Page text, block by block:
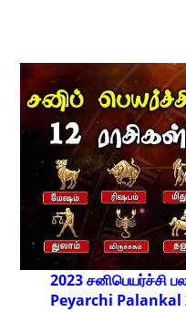
2023 சனிபெயர்ச்சி
Peyarchi Palankal